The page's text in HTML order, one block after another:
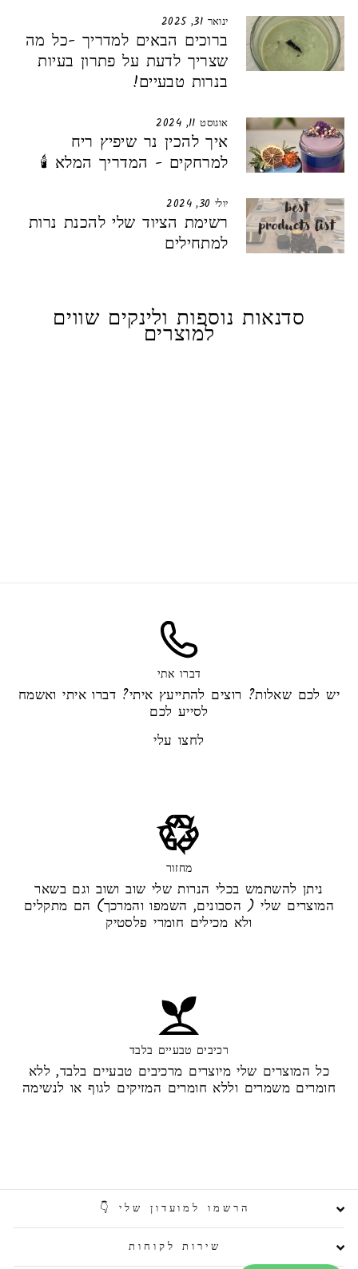
ינואר 31, 2025
ברוכים הבאים למדריך -כל מה
שצריך לדעת על פתרון בעיות
בנרות טבעיים!
אוגוסט 11, 2024
איך להכין נר שיפיץ ריח
למרחקים - המדריך המלא 🕯️
יולי 30, 2024
רשימת הציוד שלי להכנת נרות
למתחילים
סדנאות נוספות ולינקים שווים
למוצרים
דברו אתי
יש לכם שאלות? רוצים להתייעץ איתי? דברו איתי ואשמח
לסייע לכם
לחצו עלי
מחזור
ניתן להשתמש בכלי הנרות שלי שוב ושוב וגם בשאר
המוצרים שלי ( הסבונים, השמפו והמרכך) הם מתקלים
ולא מכילים חומרי פלסטיק
רכיבים טבעיים בלבד
כל המוצרים שלי מיוצרים מרכיבים טבעיים בלבד, ללא
חומרים משמרים וללא חומרים המזיקים לגוף או לנשימה
הרשמו למועדון שלי 👇
שירות לקוחות